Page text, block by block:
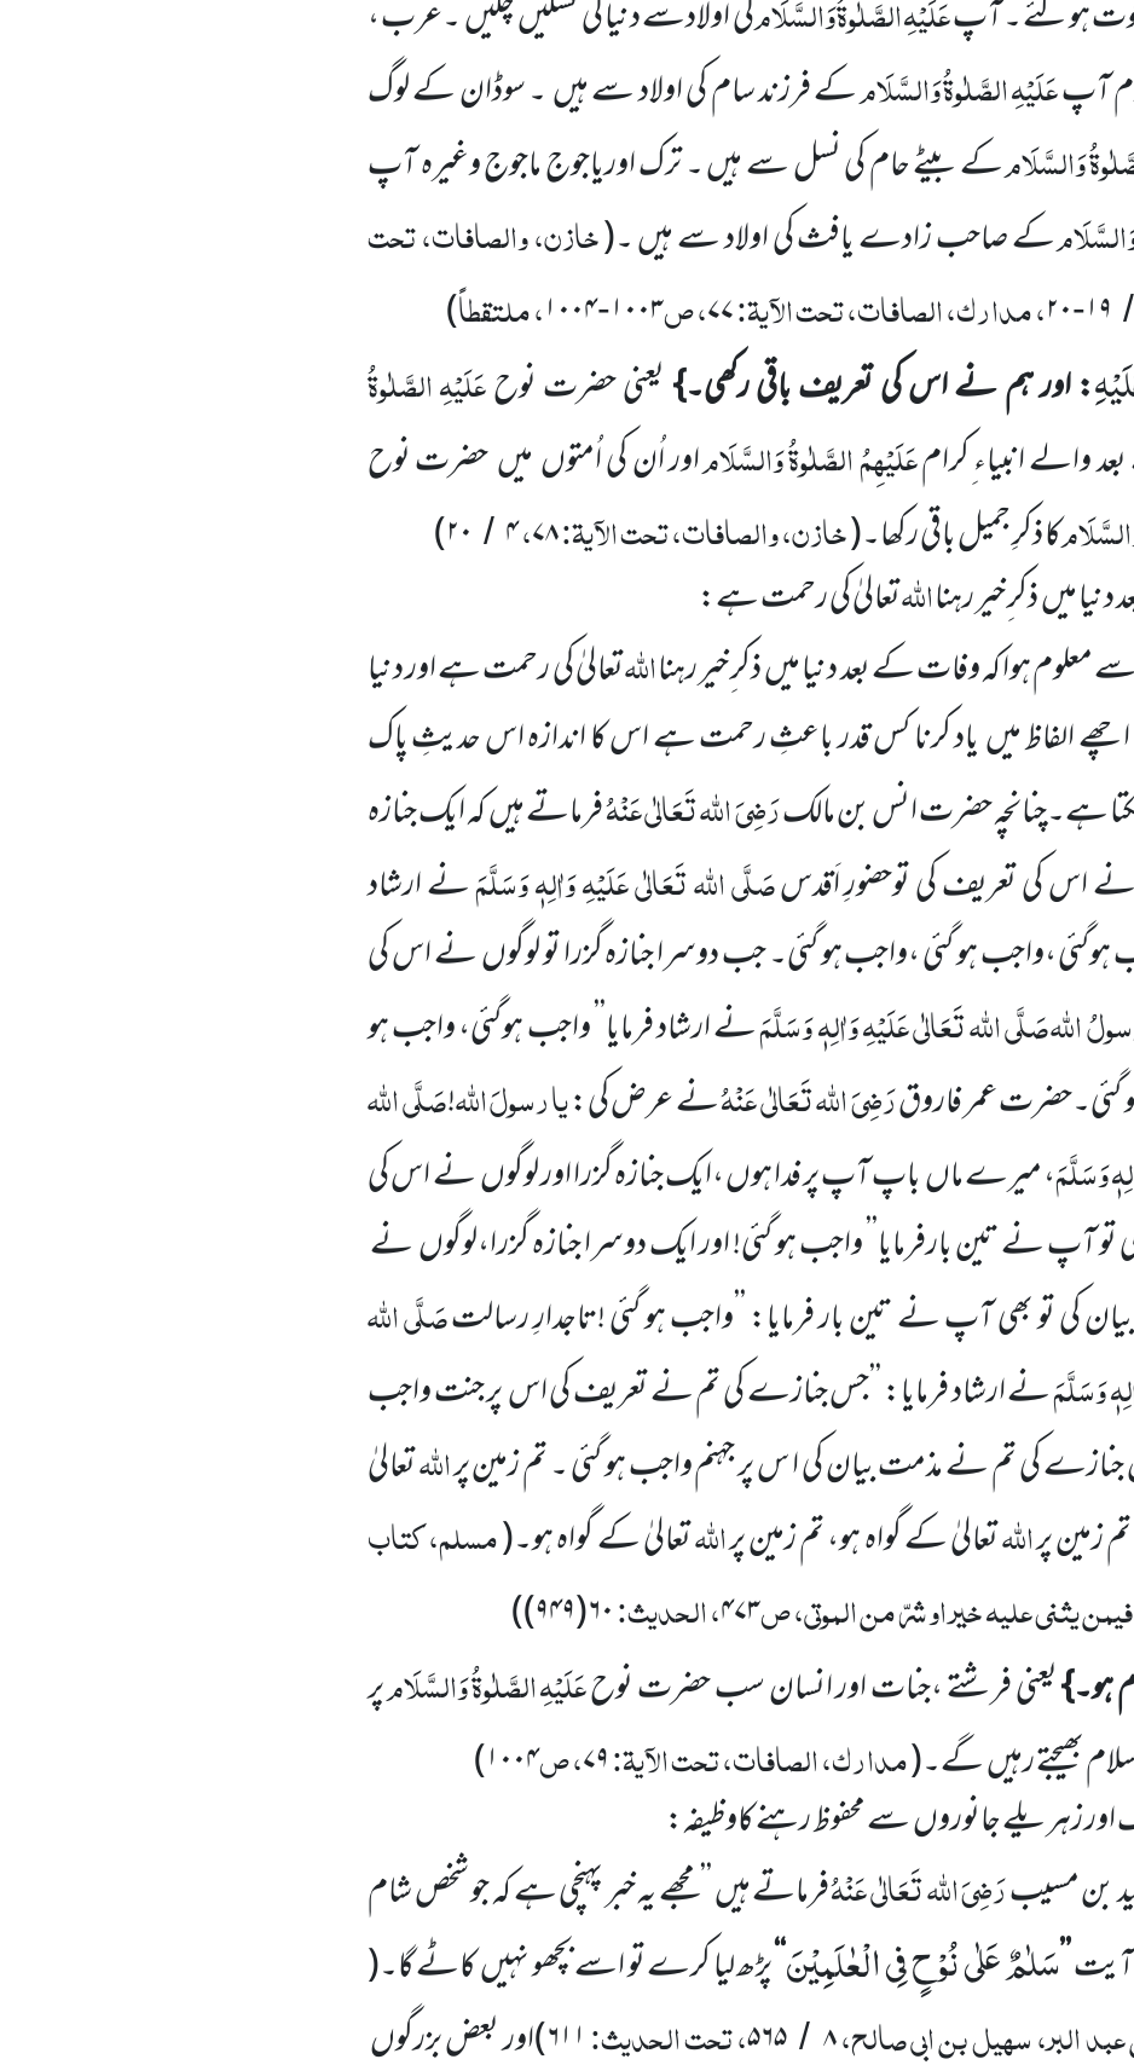
ہوگئے ۔ آپ
کی اولادسے دنیا کی نسلیںچلیں۔عرب ،
آپعَلَیْہِالصَّلٰوۃُوَالسَّلَامکے فرزند سام کی اولاد سے ہیں۔ سوڈان کے لوگ
وَالسَّلَامکے بیٹے حام کی نسل سے ہیں ۔ ترک اوریاجوج ماجوج وغیرہ آپ
کے صاحب زادے یافث کی اولاد سے ہیں ۔(خازن، والصافات، تحت
/ ۱۹-۲۰، مدارک، الصافات، تحت الآیۃ:۷۷، ص۱۰۰۳-۱۰۰۴، ملتقطاً)
: اور ہم نے اس کی تعریف باقی رکھی۔}یعنی حضرت نوحعَلَیْہِالصَّلٰوۃُ
والے انبیاء ِکرامعَلَیْہِمُ الصَّلٰوۃُ وَالسَّلَاماور اُن کی اُمتوںمیںحضرت نوح
کا ذکرِ جمیل باقی رکھا۔(خازن، والصافات، تحت الآیۃ:۷۸،۴ / ۲۰)
میںذکر ِخیر رہنااللہتعالیٰ کی رحمت ہے:
ہوا کہ وفات کے بعد دنیا میںذکر ِخیر رہنااللہتعالیٰ کی رحمت ہے اور دنیا
الفاظ میںیاد کرنا کس قدر باعثِ رحمت ہے اس کا اندازہ اس حدیثِ پاک
ہے۔چنانچہ حضرت انس بن مالکرَضِیَ اللہ تَعَالٰی عَنْہُفرماتے ہیںکہ ایک جنازہ
نے اس کی تعریف کی توحضورِ اَقدسصَلَّی اللہ تَعَالٰی عَلَیْہِ وَاٰلِہٖ وَسَلَّمَنے ارشاد
ہوگئی ،واجب ہو گئی ،واجب ہو گئی۔ جب دوسرا جنازہ گزرا تو لوگوںنے اس کی
اللہصَلَّی اللہ تَعَالٰی عَلَیْہِ وَاٰلِہٖ وَسَلَّمَنے ارشاد فرمایا’’ واجب ہوگئی، واجب ہو
حضرت عمر فاروقرَضِیَ اللہ تَعَالٰی عَنْہُنے عرض کی:یارسولَاللہ!صَلَّی اللہ
وَسَلَّمَ، میرے ماںباپ آپ پر فدا ہوں ،ایک جنازہگزرا اور لوگوںنے اس کی
تو آپ نے تین بارفرمایا’’ واجب ہو گئی! اور ایک دوسرا جنازہ گزرا،لوگوںنے
کی تو بھی آپ نے تین بار فرمایا: ’’واجب ہو گئی !تاجدارِ رسالتصَلَّی اللہ
وَسَلَّمَنے ارشاد فرمایا: ’’جس جنازے کی تم نے تعریف کی اس پر جنت واجب
جنازے کی تم نے مذمت بیان کی ا س پر جہنم واجب ہو گئی ۔ تم زمین پراللہتعالیٰ
زمین پراللہتعالیٰ کے گواہ ہو، تم زمین پراللہتعالیٰ کے گواہ ہو۔(مسلم، کتاب
یثنی علیہ خیر او شرّ من الموتی، ص۴۷۳، الحدیث:۶۰(۹۴۹)
)
ہو۔}یعنی فرشتے ،جنات اور انسان سب حضرت نوحعَلَیْہِالصَّلٰوۃُوَالسَّلَامپر
بھیجتےرہیںگے۔(مدارک، الصافات، تحت الآیۃ:۷۹، ص۱۰۰۴)
زہریلے جانوروںسے محفوظ رہنے کاوظیفہ:
بن مسیبرَضِیَ اللہ تَعَالٰی عَنْہُفرماتے ہیں ’’مجھے یہ خبر پہنچی ہے کہ جو شخص شام
’’سَلٰمٌ عَلٰى نُوْحٍ فِی الْعٰلَمِیْنَ‘‘پڑھ لیا کرے تو اسے بچھو نہیںکاٹے گا۔(
عبد البر، سہیل بن ابی صالح،۸ / ۵۶۵، تحت الحدیث:۶۱۱)اور بعض بزرگوں